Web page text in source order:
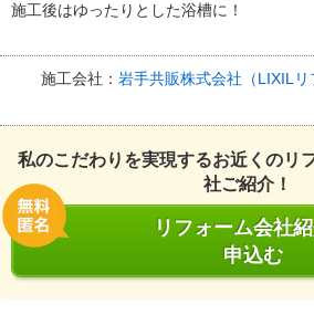
施工後はゆったりとした浴槽に！
施工会社： 岩手共販株式会社（LIXIL
私のこだわりを実現するお近くのリ
社ご紹介！
リフォーム会社
申込む